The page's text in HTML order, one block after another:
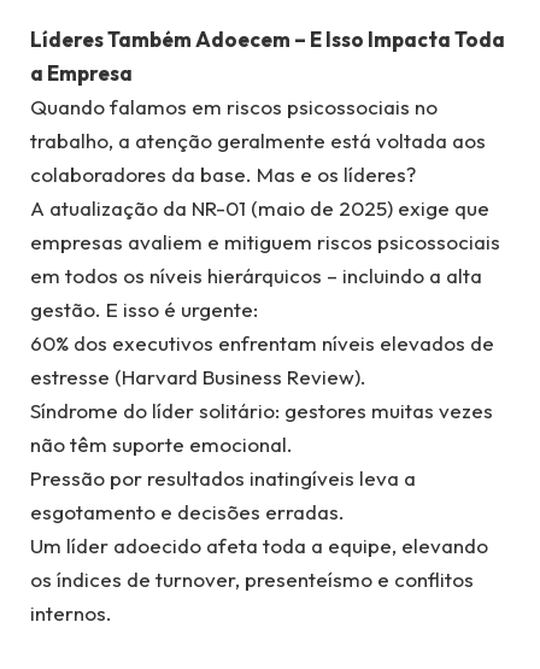
Líderes Também Adoecem – E Isso Impacta Toda
a Empresa
Quando falamos em riscos psicossociais no
trabalho, a atenção geralmente está voltada aos
colaboradores da base. Mas e os líderes?
A atualização da NR-01 (maio de 2025) exige que
empresas avaliem e mitiguem riscos psicossociais
em todos os níveis hierárquicos – incluindo a alta
gestão. E isso é urgente:
60% dos executivos enfrentam níveis elevados de
estresse (Harvard Business Review).
Síndrome do líder solitário: gestores muitas vezes
não têm suporte emocional.
Pressão por resultados inatingíveis leva a
esgotamento e decisões erradas.
Um líder adoecido afeta toda a equipe, elevando
os índices de turnover, presenteísmo e conflitos
internos.